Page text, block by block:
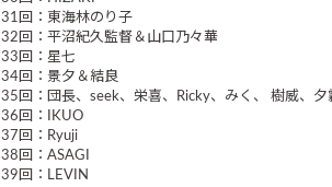
31回：東海林のり子
32回：平沼紀久監督＆山口乃々華
33回：星七
34回：景夕＆結良
35回：団長、seek、栄喜、Ricky、みく、 樹威、
36回：IKUO
37回：Ryuji
38回：ASAGI
39回：LEVIN